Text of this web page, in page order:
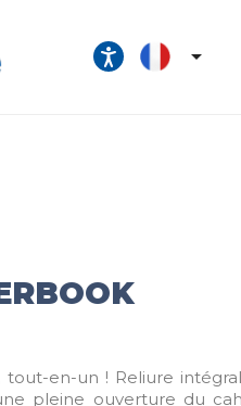

en-un ! Reliure
pleine ouverture du